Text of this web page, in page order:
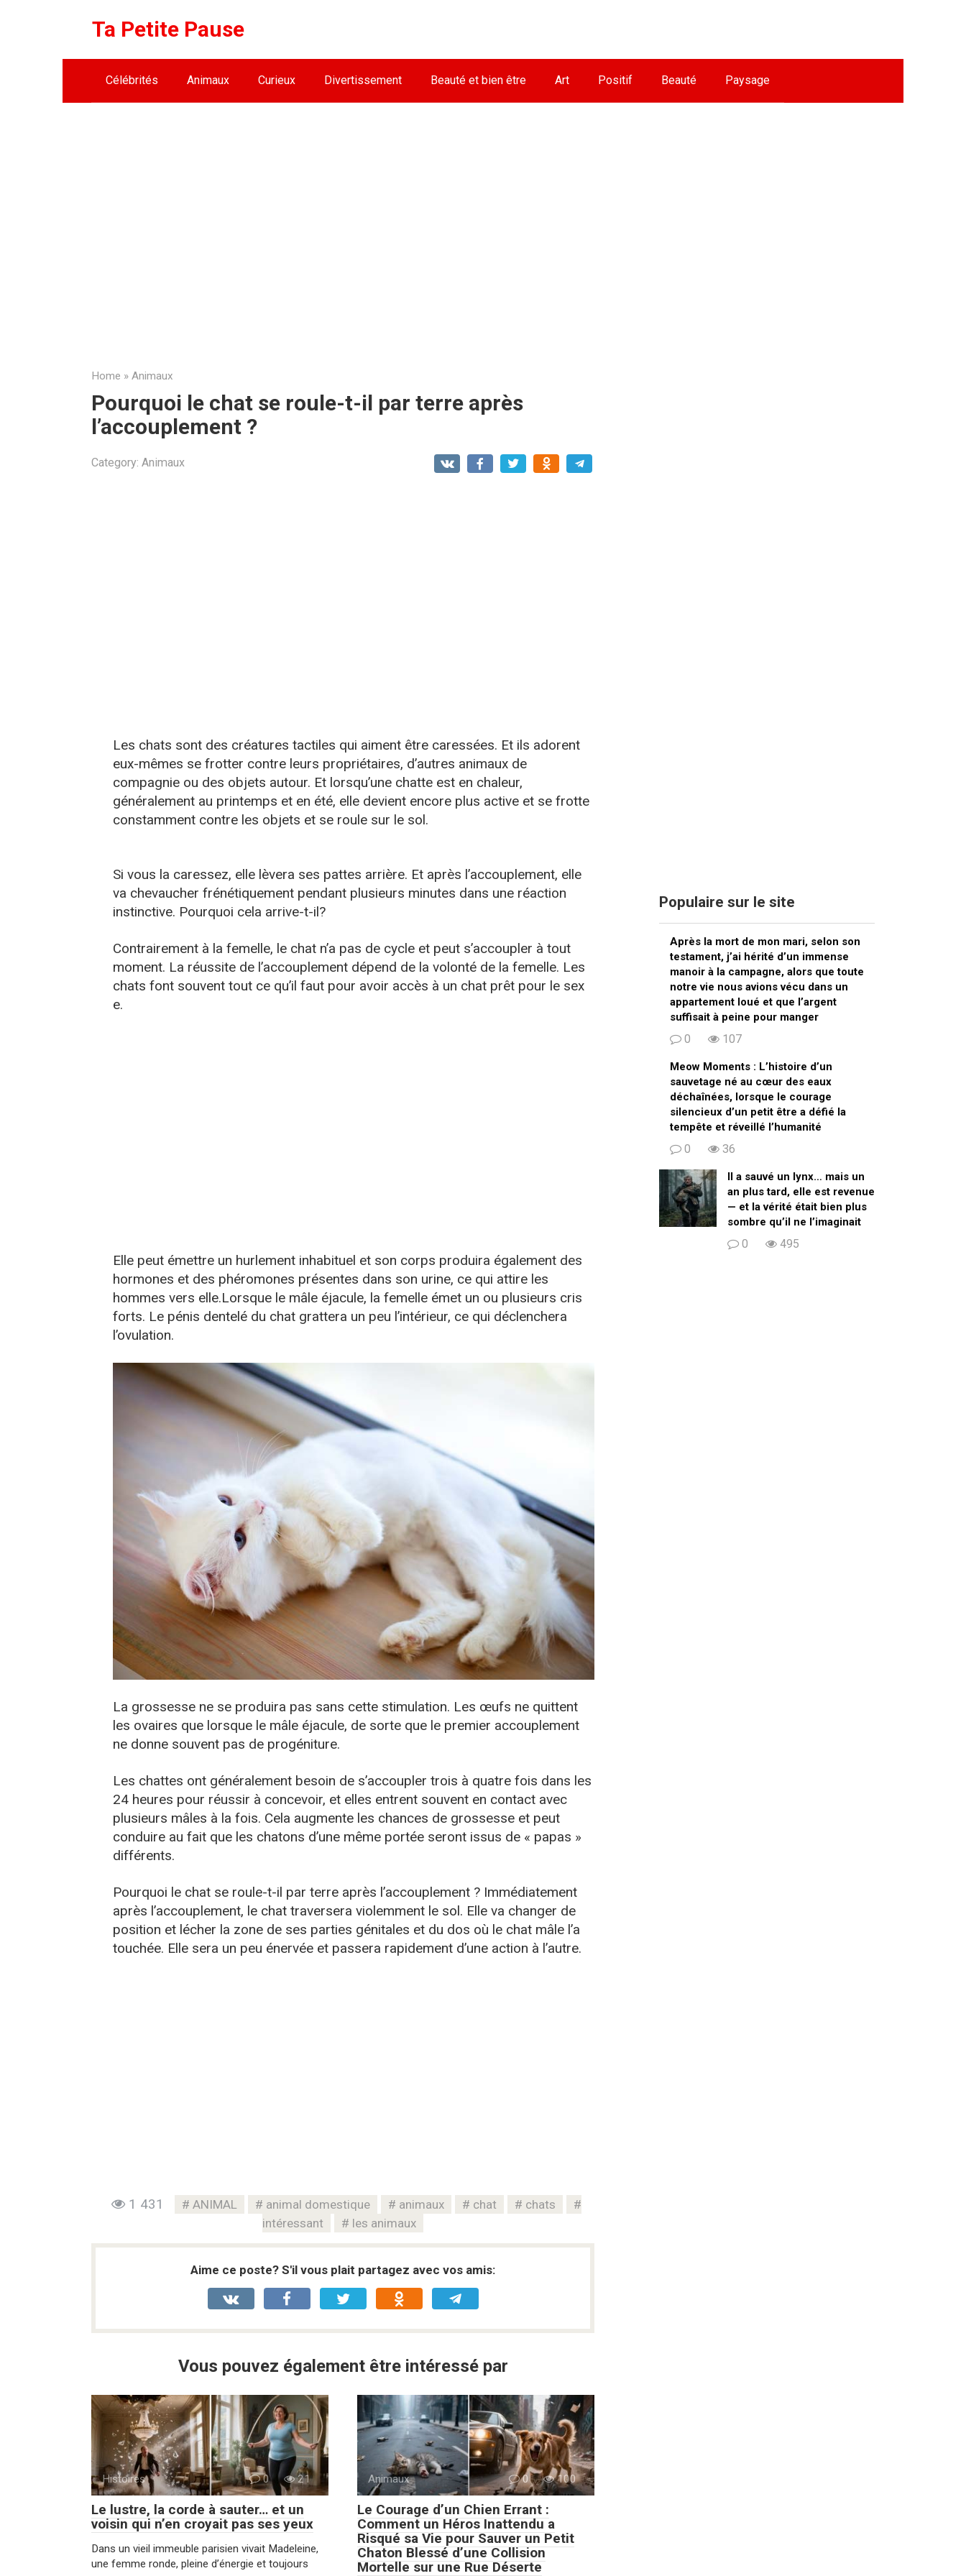
Ta Petite Pause
Célébrités Animaux Curieux Divertissement Beauté et bien être Art Positif Beauté Paysage
Home » Animaux
Pourquoi le chat se roule-t-il par terre après
l’accouplement ?
Category: Animaux
Les chats sont des créatures tactiles qui aiment être caressées. Et ils adorent
eux-mêmes se frotter contre leurs propriétaires, d’autres animaux de
compagnie ou des objets autour. Et lorsqu’une chatte est en chaleur,
généralement au printemps et en été, elle devient encore plus active et se frotte
constamment contre les objets et se roule sur le sol.
Si vous la caressez, elle lèvera ses pattes arrière. Et après l’accouplement, elle
va chevaucher frénétiquement pendant plusieurs minutes dans une réaction
instinctive. Pourquoi cela arrive-t-il?
Contrairement à la femelle, le chat n’a pas de cycle et peut s’accoupler à tout
moment. La réussite de l’accouplement dépend de la volonté de la femelle. Les
chats font souvent tout ce qu’il faut pour avoir accès à un chat prêt pour le sex
e.
Elle peut émettre un hurlement inhabituel et son corps produira également des
hormones et des phéromones présentes dans son urine, ce qui attire les
hommes vers elle.Lorsque le mâle éjacule, la femelle émet un ou plusieurs cris
forts. Le pénis dentelé du chat grattera un peu l’intérieur, ce qui déclenchera
l’ovulation.
La grossesse ne se produira pas sans cette stimulation. Les œufs ne quittent
les ovaires que lorsque le mâle éjacule, de sorte que le premier accouplement
ne donne souvent pas de progéniture.
Les chattes ont généralement besoin de s’accoupler trois à quatre fois dans les
24 heures pour réussir à concevoir, et elles entrent souvent en contact avec
plusieurs mâles à la fois. Cela augmente les chances de grossesse et peut
conduire au fait que les chatons d’une même portée seront issus de « papas »
différents.
Pourquoi le chat se roule-t-il par terre après l’accouplement ? Immédiatement
après l’accouplement, le chat traversera violemment le sol. Elle va changer de
position et lécher la zone de ses parties génitales et du dos où le chat mâle l’a
touchée. Elle sera un peu énervée et passera rapidement d’une action à l’autre.
1 431 ANIMAL animal domestique animaux chat
chats
intéressant
les animaux
Aime ce poste? S'il vous plait partagez avec vos amis:
Vous pouvez également être intéressé par
Histoires 0 21
Le lustre, la corde à sauter… et un
voisin qui n’en croyait pas ses yeux
Dans un vieil immeuble parisien vivait Madeleine,
une femme ronde, pleine d’énergie et toujours
Animaux 0 100
Le Courage d’un Chien Errant :
Comment un Héros Inattendu a
Risqué sa Vie pour Sauver un Petit
Chaton Blessé d’une Collision
Mortelle sur une Rue Déserte
Populaire sur le site
Après la mort de mon mari, selon son
testament, j’ai hérité d’un immense
manoir à la campagne, alors que toute
notre vie nous avions vécu dans un
appartement loué et que l’argent
suffisait à peine pour manger
0 107
Meow Moments : L’histoire d’un
sauvetage né au cœur des eaux
déchaînées, lorsque le courage
silencieux d’un petit être a défié la
tempête et réveillé l’humanité
0 36
Il a sauvé un lynx… mais un
an plus tard, elle est revenue
— et la vérité était bien plus
sombre qu’il ne l’imaginait
0 495